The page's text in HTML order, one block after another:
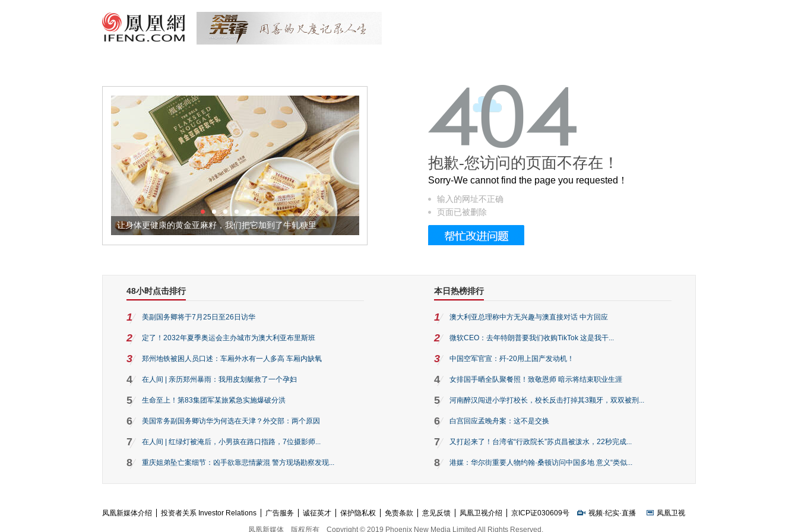
让身体更健康的黄金亚麻籽，我们把它加到了牛轧糖里 被列入佛家七宝的它到底有多美？
抱歉-您访问的页面不存在！
Sorry-We cannot find the page you requested！
输入的网址不正确
页面已被删除
48小时点击排行
1 美副国务卿将于7月25日至26日访华
2 定了！2032年夏季奥运会主办城市为澳大利亚布里斯班
3 郑州地铁被困人员口述：车厢外水有一人多高 车厢内缺氧
4 在人间 | 亲历郑州暴雨：我用皮划艇救了一个孕妇
5 生命至上！第83集团军某旅紧急实施爆破分洪
6 美国常务副国务卿访华为何选在天津？外交部：两个原因
7 在人间 | 红绿灯被淹后，小男孩在路口指路，7位摄影师...
8 重庆姐弟坠亡案细节：凶手欲靠悲情蒙混 警方现场勘察发现...
本日热榜排行
1 澳大利亚总理称中方无兴趣与澳直接对话 中方回应
2 微软CEO：去年特朗普要我们收购TikTok 这是我干...
3 中国空军官宣：歼-20用上国产发动机！
4 女排国手晒全队聚餐照！致敬恩师 暗示将结束职业生涯
5 河南醉汉闯进小学打校长，校长反击打掉其3颗牙，双双被刑...
6 白宫回应孟晚舟案：这不是交换
7 又打起来了！台湾省“行政院长”苏贞昌被泼水，22秒完成...
8 港媒：华尔街重要人物约翰·桑顿访问中国多地 意义“类似...
凤凰新媒体介绍 投资者关系 Investor Relations 广告服务 诚征英才 保护隐私权 免责条款 意见反馈 凤凰卫视介绍 京ICP证030609号 视频·纪实·直播
凤凰卫视
凤凰新媒体
版权所有 Copyright © 2019 Phoenix New Media Limited All Rights Reserved.